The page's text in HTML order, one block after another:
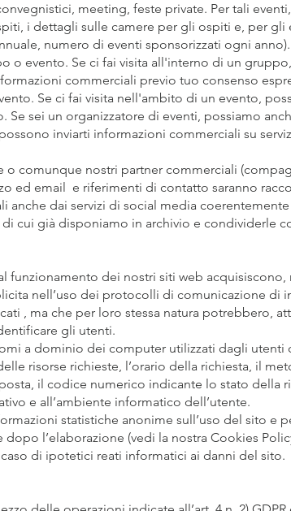
meeting, feste private. Per tali
i dettagli sulle camere per gli ospiti e, per gli
numero di eventi sponsorizzati ogni
o evento. Se ci fai visita all'interno di un
commerciali previo tuo consenso
Se ci fai visita nell'ambito di un evento,
sei un organizzatore di eventi, possiamo
inviarti informazioni commerciali su
comunque nostri partner commerciali
ed email e riferimenti di contatto saranno
dai servizi di social media
cui già disponiamo in archivio e condividerle
funzionamento dei nostri siti web
nell’uso dei protocolli di comunicazione di
, ma che per loro stessa natura potrebbero,
gli utenti.
a dominio dei computer utilizzati dagli utenti
risorse richieste, l’orario della richiesta, il
il codice numerico indicante lo stato della
e all’ambiente informatico dell’utente.
statistiche anonime sull’uso del sito e
l’elaborazione (vedi la nostra Cookies
di ipotetici reati informatici ai danni del sito.